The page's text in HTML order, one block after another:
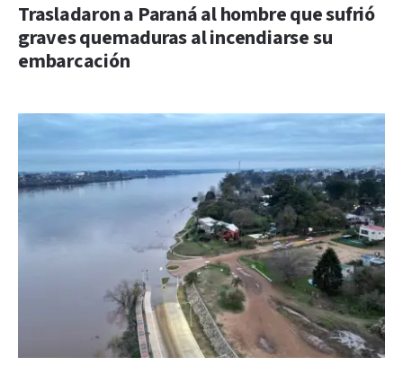
Trasladaron a Paraná al hombre que sufrió
graves quemaduras al incendiarse su
embarcación